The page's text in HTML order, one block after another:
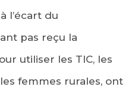
l’écart du
pas reçu la
utiliser les TIC, les
femmes rurales, ont